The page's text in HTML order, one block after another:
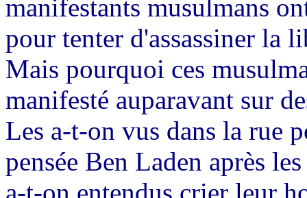
manifestants musulmans
pour tenter d'assassiner la
Mais pourquoi ces
manifesté auparavant sur
Les a-t-on vus dans la rue
pensée Ben Laden après